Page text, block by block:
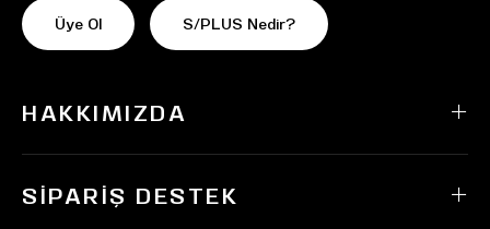
Üye Ol S/PLUS Nedir?
HAKKIMIZDA
SIPARIŞ DESTEK